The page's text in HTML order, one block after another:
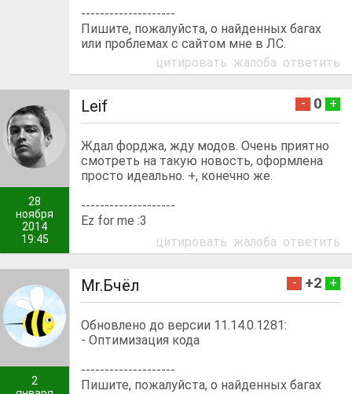
--------------------
Пишите, пожалуйста, о найденных багах
или проблемах с сайтом мне в ЛС.
цитировать жалоба ответить
28
ноября
2014
19:45
Lеif - 0 +
Ждал форджа, жду модов. Очень приятно
смотреть на такую новость, оформлена
просто идеально. +, конечно же.
--------------------
Ez for me :3
цитировать жалоба ответить
2
Mr.Бчёл - +2 +
Обновлено до версии 11.14.0.1281:
- Оптимизация кода
--------------------
Пишите, пожалуйста, о найденных багах